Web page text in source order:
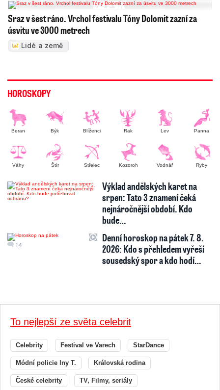
Sraz v šest ráno. Vrchol festivalu Tóny Dolomit zazní za
úsvitu ve 3000 metrech
Lidé a země
HOROSKOPY
Beran Býk Blíženci Rak Lev Panna
Váhy Štír Střelec Kozoroh Vodnář Ryby
Výklad andělských karet na
srpen: Tato 3 znamení čeká
nejnáročnější období. Kdo
bude…
14
Denní horoskop na pátek 7. 8.
2026: Kdo s přehledem vyřeší
sousedský spor a kdo hodí…
To nejlepší ze světa celebrit
Celebrity Festival ve Varech StarDance
Módní policie Iny T. Královská rodina
České celebrity TV, Filmy, seriály